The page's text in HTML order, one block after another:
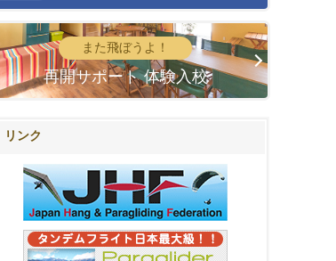
また飛ぼうよ！
再開サポート 体験入校
リンク